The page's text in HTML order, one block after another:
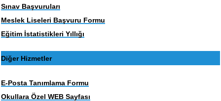
Sınav Başvuruları
Meslek Liseleri Başvuru Formu
Eğitim İstatistikleri Yıllığı
Diğer Hizmetler
E-Posta Tanımlama Formu
Okullara Özel WEB Sayfası